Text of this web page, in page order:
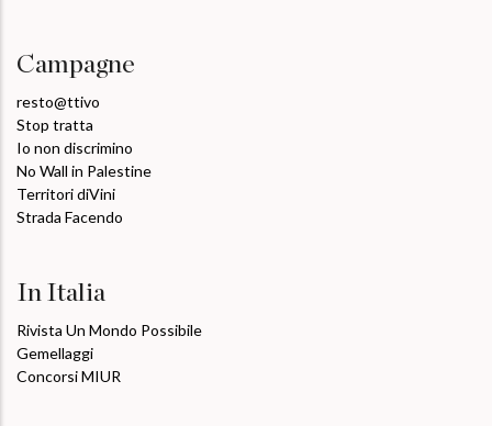
Campagne
resto@ttivo
Stop tratta
Io non discrimino
No Wall in Palestine
Territori diVini
Strada Facendo
In Italia
Rivista Un Mondo Possibile
Gemellaggi
Concorsi MIUR